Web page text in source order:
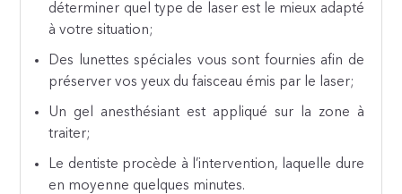
déterminer quel type de laser est le mieux adapté
à votre situation;
Des lunettes spéciales vous sont fournies afin de
préserver vos yeux du faisceau émis par le laser;
Un gel anesthésiant est appliqué sur la zone à
traiter;
Le dentiste procède à l’intervention, laquelle dure
en moyenne quelques minutes.